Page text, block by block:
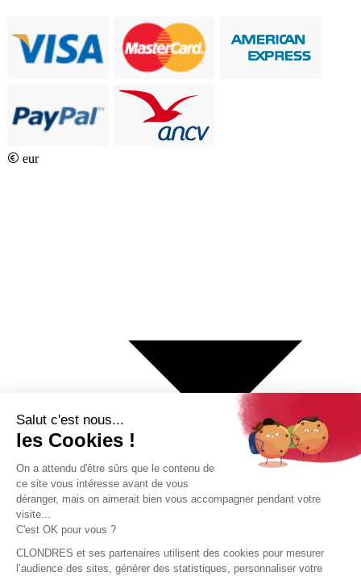
eur
€ Euro
$ Dollar US
$ Dollar Canadien